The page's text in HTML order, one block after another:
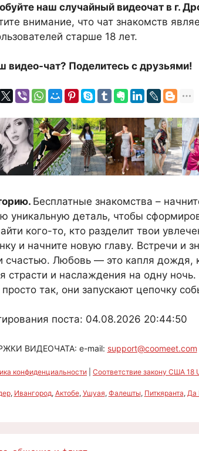
наш случайный видеочат в г.
внимание, что чат знакомств
старше 18 лет.
видео-чат? Поделитесь с друзьями!
Бесплатные знакомства –
уникальную деталь, чтобы
кого-то, кто разделит твои
и начните новую главу. Встречи и
Любовь — это капля дождя,
и наслаждения на одну
так, они запускают цепочку
поста: 04.08.2026 20:44:50
ВИДЕОЧАТА: e-mail: support@coomeet.com
конфиденциальности Соответствие закону США 18
, Ивангород, Актобе, Ушуая, Фалешты, Питкяранта, Да